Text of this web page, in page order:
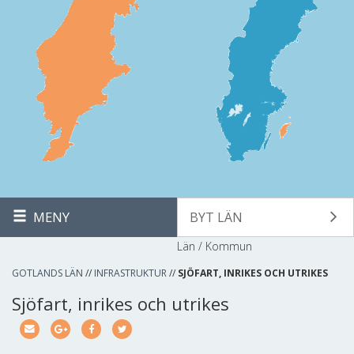
MENY BYT LÄN
Län / Kommun
GOTLANDS LÄN // INFRASTRUKTUR// SJÖFART, INRIKES OCH UTRIKES
Sjöfart, inrikes och utrikes